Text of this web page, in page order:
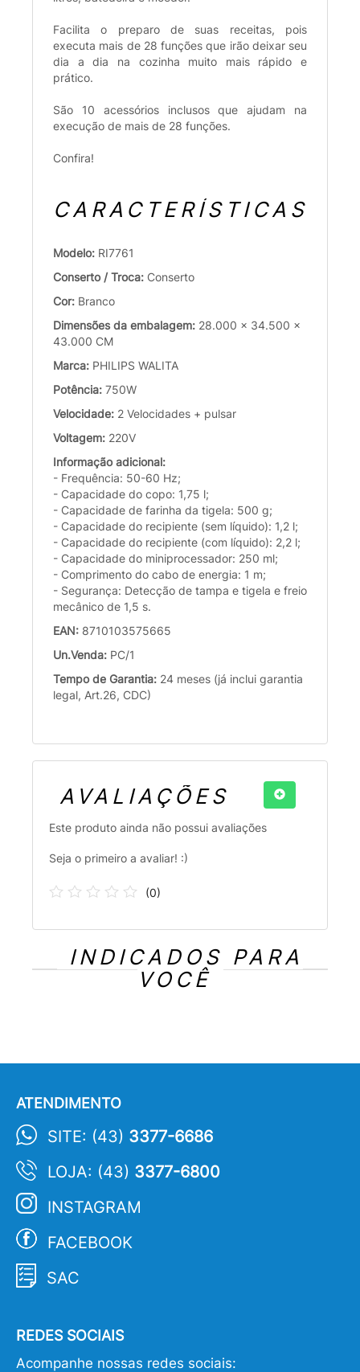
Facilita o preparo de suas receitas, pois
executa mais de 28 funções que irão deixar seu
dia a dia na cozinha muito mais rápido e
prático.
São 10 acessórios inclusos que ajudam na
execução de mais de 28 funções.
Confira!
CARACTERÍSTICAS
Modelo: RI7761
Conserto / Troca: Conserto
Cor: Branco
Dimensões da embalagem: 28.000 x 34.500 x
43.000 CM
Marca: PHILIPS WALITA
Potência: 750W
Velocidade: 2 Velocidades + pulsar
Voltagem: 220V
Informação adicional:
- Frequência: 50-60 Hz;
- Capacidade do copo: 1,75 l;
- Capacidade de farinha da tigela: 500 g;
- Capacidade do recipiente (sem líquido): 1,2 l;
- Capacidade do recipiente (com líquido): 2,2 l;
- Capacidade do miniprocessador: 250 ml;
- Comprimento do cabo de energia: 1 m;
- Segurança: Detecção de tampa e tigela e freio
mecânico de 1,5 s.
EAN: 8710103575665
Un.Venda: PC/1
Tempo de Garantia: 24 meses (já inclui garantia
legal, Art.26, CDC)
AVALIAÇÕES
Este produto ainda não possui avaliações
Seja o primeiro a avaliar! :)
(0)
INDICADOS PARA
VOCÊ
ATENDIMENTO
SITE: (43) 3377-6686
LOJA: (43) 3377-6800
INSTAGRAM
FACEBOOK
SAC
REDES SOCIAIS
Acompanhe nossas redes sociais: